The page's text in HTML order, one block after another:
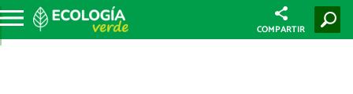
COMPARTIR